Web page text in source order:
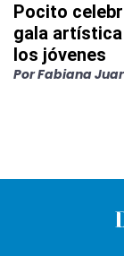
Pocito
gala
los jóvenes
PorFabiana